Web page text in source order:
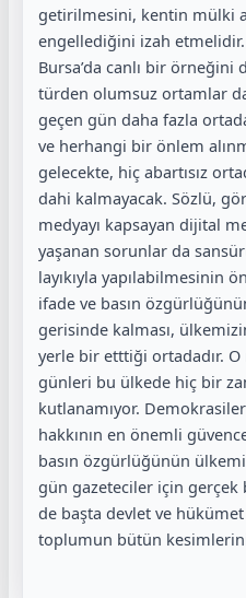
getirilmesini, kentin mülki
engellediğini izah
Bursa’da canlı bir örneğini
türden olumsuz ortamlar
geçen gün daha fazla
ve herhangi bir önlem
gelecekte, hiç abartısız
dahi kalmayacak. Sözlü,
medyayı kapsayan dijital
yaşanan sorunlar da
layıkıyla yapılabilmesinin
ifade ve basın
gerisinde kalması,
yerle bir etttiği ortadadır.
günleri bu ülkede hiç bir
kutlanamıyor.
hakkının en önemli
basın özgürlüğünün
gün gazeteciler için gerçek
de başta devlet ve
toplumun bütün